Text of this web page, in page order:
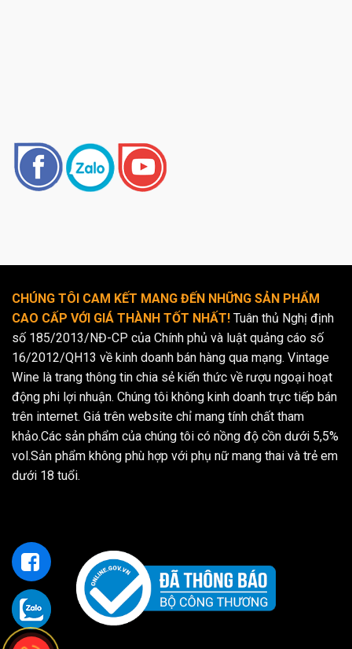
CHÚNG TÔI CAM KẾT MANG ĐẾN NHỮNG SẢN PHẨM
CAO CẤP VỚI GIÁ THÀNH TỐT NHẤT! Tuân thủ Nghị định
số 185/2013/NĐ-CP của Chính phủ và luật quảng cáo số
16/2012/QH13 về kinh doanh bán hàng qua mạng. Vintage
Wine là trang thông tin chia sẻ kiến thức về rượu ngoại hoạt
động phi lợi nhuận. Chúng tôi không kinh doanh trực tiếp bán
trên internet. Giá trên website chỉ mang tính chất tham
khảo.Các sản phẩm của chúng tôi có nồng độ cồn dưới 5,5%
vol.Sản phẩm không phù hợp với phụ nữ mang thai và trẻ em
dưới 18 tuổi.